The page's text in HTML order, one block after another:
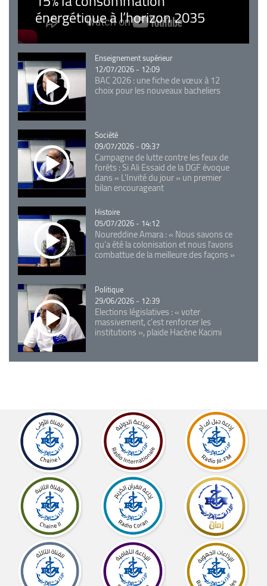
énergétique à l’horizon 2035
Catégorie
Enseignement supérieur
12/07/2026 - 12:09
BAC 2026 : une fiche de vœux à 12
choix pour les nouveaux bacheliers
Catégorie
Société
09/07/2026 - 09:37
Campagne de lutte contre les feux de
forêts : Si Ali Essaid de la DGF évoque
dans « L'Invité du jour » un premier
bilan encourageant
Catégorie
Histoire
05/07/2026 - 14:12
Noureddine Amara : « Nous savons ce
qu’a été la colonisation et nous l’avons
combattue de la meilleure des façons »
Catégorie
Politique
29/06/2026 - 12:39
Elections législatives : « voter
massivement, c'est renforcer les
institutions », plaide Hacène Kacimi